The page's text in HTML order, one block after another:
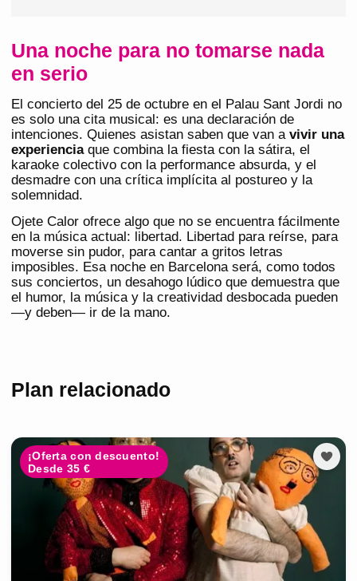
Una noche para no tomarse nada
en serio
El concierto del 25 de octubre en el Palau Sant Jordi no
es solo una cita musical: es una declaración de
intenciones. Quienes asistan saben que van a vivir una
experienciaque combina la fiesta con la sátira, el
karaoke colectivo con la performance absurda, y el
desmadre con una crítica implícita al postureo y la
solemnidad.
Ojete Calor ofrece algo que no se encuentra fácilmente
en la música actual: libertad. Libertad para reírse, para
moverse sin pudor, para cantar a gritos letras
imposibles. Esa noche en Barcelona será, como todos
sus conciertos, un desahogo lúdico que demuestra que
el humor, la música y la creatividad desbocada pueden
—y deben— ir de la mano.
Plan relacionado
¡Oferta con descuento!
Desde 35 €